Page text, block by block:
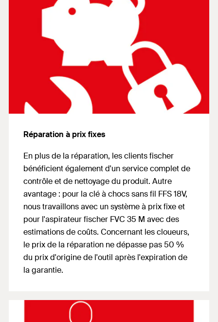
Réparation à prix fixes
En plus de la réparation, les clients fischer
bénéficient également d'un service complet de
contrôle et de nettoyage du produit. Autre
avantage : pour la clé à chocs sans fil FFS 18V,
nous travaillons avec un système à prix fixe et
pour l'aspirateur fischer FVC 35 M avec des
estimations de coûts. Concernant les cloueurs,
le prix de la réparation ne dépasse pas 50 %
du prix d'origine de l'outil après l'expiration de
la garantie.